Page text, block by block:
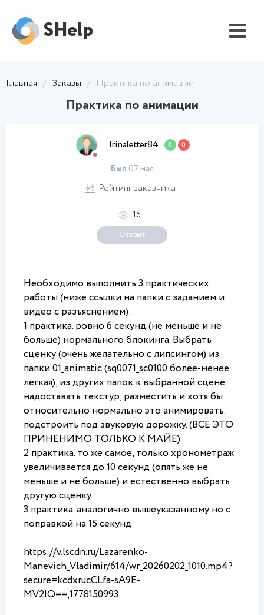
SHelp
Главная / Заказы / Практика по анимации
Практика по анимации
Irinaletter84 0 0
Был 07 мая
Рейтинг заказчика:
16
Открыт
Необходимо выполнить 3 практических
работы (ниже ссылки на папки с заданием и
видео с разъяснением):
1 практика. ровно 6 секунд (не меньше и не
больше) нормального блокинга. Выбрать
сценку (очень желательно с липсингом) из
папки 01_animatic (sq0071_sc0100 более-менее
легкая), из других папок к выбранной сцене
надоставать текстур, разместить и хотя бы
относительно нормально это анимировать.
подстроить под звуковую дорожку. (ВСЕ ЭТО
ПРИНЕНИМО ТОЛЬКО К МАЙЕ)
2 практика. то же самое, только хронометраж
увеличивается до 10 секунд (опять же не
меньше и не больше) и естественно выбрать
другую сценку.
3 практика. аналогично вышеуказанному но с
поправкой на 15 секунд
https://v.lscdn.ru/Lazarenko-
Manevich_Vladimir/614/wr_20260202_1010.mp4?
secure=kcdxrucCLfa-sA9E-
MV2IQ==,1778150993